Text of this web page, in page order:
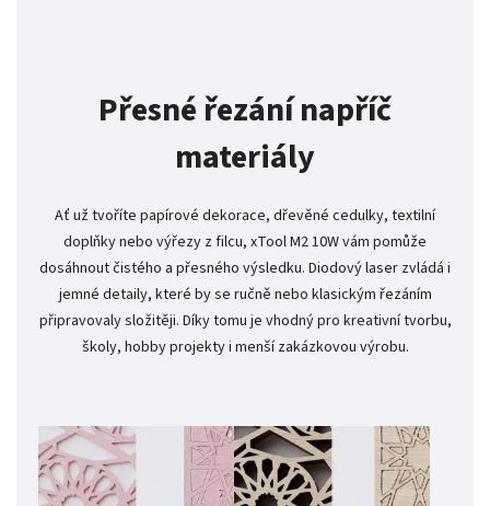
Přesné řezání napříč
materiály
Ať už tvoříte papírové dekorace, dřevěné cedulky, textilní
doplňky nebo výřezy z filcu, xTool M2 10W vám pomůže
dosáhnout čistého a přesného výsledku. Diodový laser zvládá i
jemné detaily, které by se ručně nebo klasickým řezáním
připravovaly složitěji. Díky tomu je vhodný pro kreativní tvorbu,
školy, hobby projekty i menší zakázkovou výrobu.